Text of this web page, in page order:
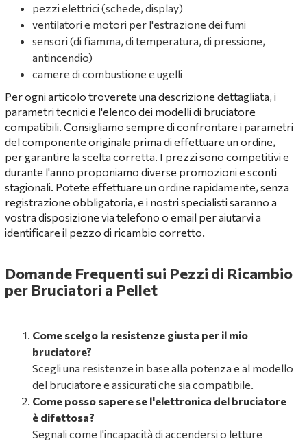
pezzi elettrici (schede, display)
ventilatori e motori per l'estrazione dei fumi
sensori (di fiamma, di temperatura, di pressione,
antincendio)
camere di combustione e ugelli
Per ogni articolo troverete una descrizione dettagliata, i
parametri tecnici e l'elenco dei modelli di bruciatore
compatibili. Consigliamo sempre di confrontare i parametri
del componente originale prima di effettuare un ordine,
per garantire la scelta corretta. I prezzi sono competitivi e
durante l'anno proponiamo diverse promozioni e sconti
stagionali. Potete effettuare un ordine rapidamente, senza
registrazione obbligatoria, e i nostri specialisti saranno a
vostra disposizione via telefono o email per aiutarvi a
identificare il pezzo di ricambio corretto.
Domande Frequenti sui Pezzi di Ricambio
per Bruciatori a Pellet
Come scelgo la resistenze giusta per il mio
bruciatore?
Scegli una resistenze in base alla potenza e al modello
del bruciatore e assicurati che sia compatibile.
Come posso sapere se l'elettronica del bruciatore
è difettosa?
Segnali come l'incapacità di accendersi o letture